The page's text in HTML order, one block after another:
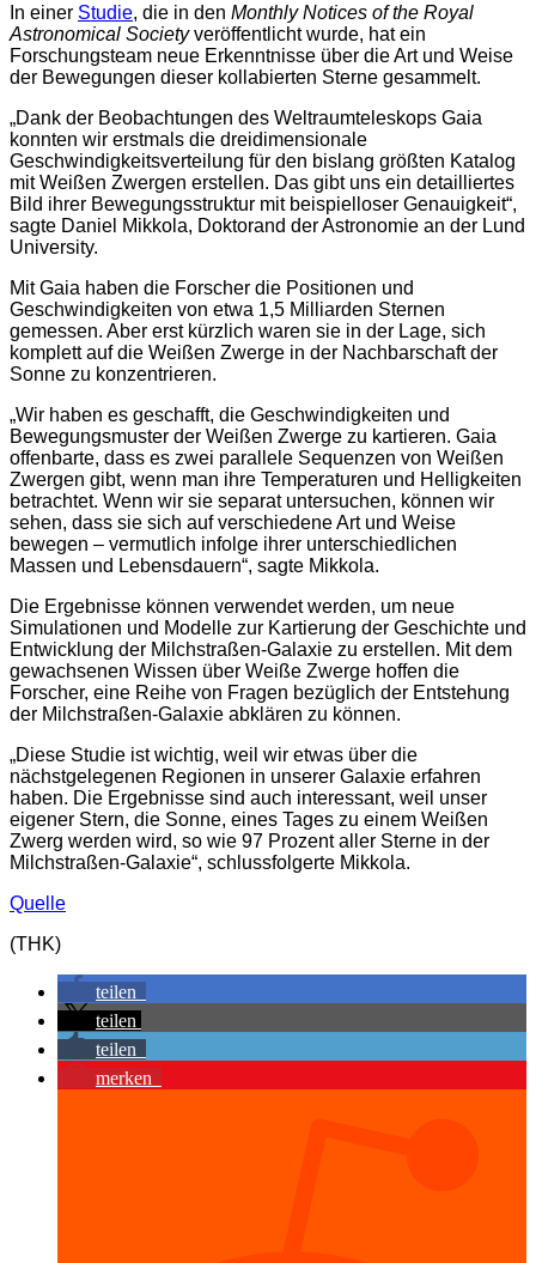
In einer Studie, die in den Monthly Notices of the Royal
Astronomical Societyveröffentlicht wurde, hat ein
Forschungsteam neue Erkenntnisse über die Art und Weise
der Bewegungen dieser kollabierten Sterne gesammelt.
„Dank der Beobachtungen des Weltraumteleskops Gaia
konnten wir erstmals die dreidimensionale
Geschwindigkeitsverteilung für den bislang größten Katalog
mit Weißen Zwergen erstellen. Das gibt uns ein detailliertes
Bild ihrer Bewegungsstruktur mit beispielloser Genauigkeit“,
sagte Daniel Mikkola, Doktorand der Astronomie an der Lund
University.
Mit Gaia haben die Forscher die Positionen und
Geschwindigkeiten von etwa 1,5 Milliarden Sternen
gemessen. Aber erst kürzlich waren sie in der Lage, sich
komplett auf die Weißen Zwerge in der Nachbarschaft der
Sonne zu konzentrieren.
„Wir haben es geschafft, die Geschwindigkeiten und
Bewegungsmuster der Weißen Zwerge zu kartieren. Gaia
offenbarte, dass es zwei parallele Sequenzen von Weißen
Zwergen gibt, wenn man ihre Temperaturen und Helligkeiten
betrachtet. Wenn wir sie separat untersuchen, können wir
sehen, dass sie sich auf verschiedene Art und Weise
bewegen – vermutlich infolge ihrer unterschiedlichen
Massen und Lebensdauern“, sagte Mikkola.
Die Ergebnisse können verwendet werden, um neue
Simulationen und Modelle zur Kartierung der Geschichte und
Entwicklung der Milchstraßen-Galaxie zu erstellen. Mit dem
gewachsenen Wissen über Weiße Zwerge hoffen die
Forscher, eine Reihe von Fragen bezüglich der Entstehung
der Milchstraßen-Galaxie abklären zu können.
„Diese Studie ist wichtig, weil wir etwas über die
nächstgelegenen Regionen in unserer Galaxie erfahren
haben. Die Ergebnisse sind auch interessant, weil unser
eigener Stern, die Sonne, eines Tages zu einem Weißen
Zwerg werden wird, so wie 97 Prozent aller Sterne in der
Milchstraßen-Galaxie“, schlussfolgerte Mikkola.
Quelle
(THK)
teilen
teilen
teilen
merken